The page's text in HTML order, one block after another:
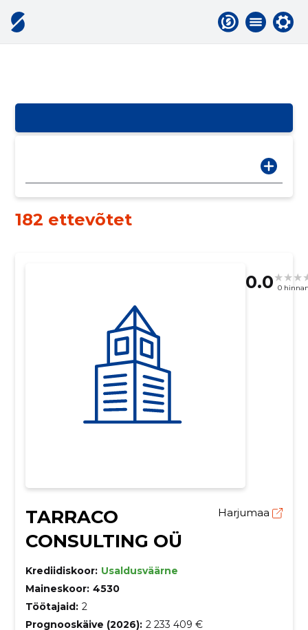
182 ettevõtet
0.0 0
TARRACO
CONSULTING OÜ
Harjumaa
Krediidiskoor: Usaldusväärne
Maineskoor: 4530
Töötajaid: 2
Prognooskäive (2026): 2 233 409 €